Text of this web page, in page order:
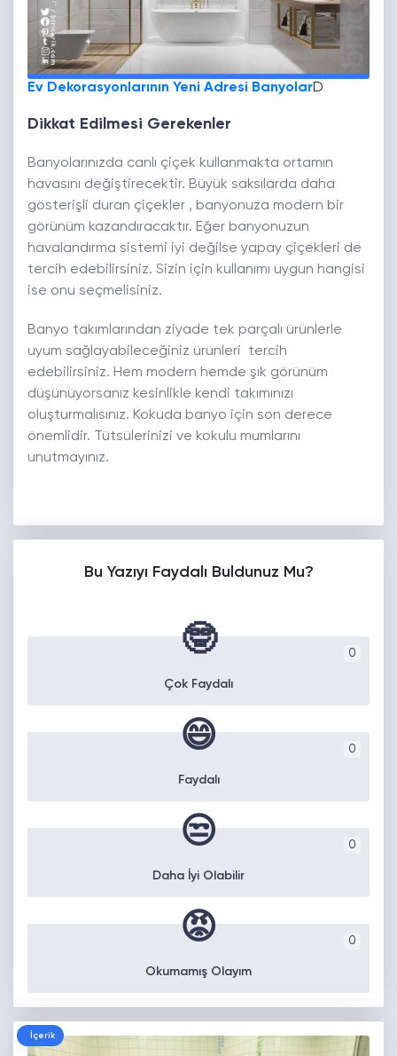
Ev Dekorasyonlarının Yeni Adresi BanyolarD
Dikkat Edilmesi Gerekenler
Banyolarınızda canlı çiçek kullanmakta ortamın
havasını değiştirecektir. Büyük saksılarda daha
gösterişli duran çiçekler , banyonuza modern bir
görünüm kazandıracaktır. Eğer banyonuzun
havalandırma sistemi iyi değilse yapay çiçekleri de
tercih edebilirsiniz. Sizin için kullanımı uygun hangisi
ise onu seçmelisiniz.
Banyo takımlarından ziyade tek parçalı ürünlerle
uyum sağlayabileceğiniz ürünleri tercih
edebilirsiniz. Hem modern hemde şık görünüm
düşünüyorsanız kesinlikle kendi takımınızı
oluşturmalısınız. Kokuda banyo için son derece
önemlidir. Tütsülerinizi ve kokulu mumlarını
unutmayınız.
Bu Yazıyı Faydalı Buldunuz Mu?
0
🤓
Çok Faydalı
0
😄
Faydalı
0
😒
Daha İyi Olabilir
0
😡
Okumamış Olayım
İçerik